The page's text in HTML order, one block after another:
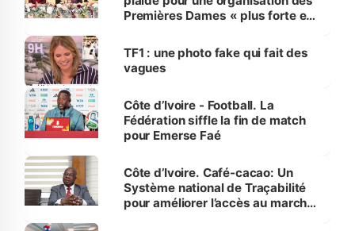
Premières Dames « plus forte et
sur la scène internationale »
TF1 : une photo fake qui fait des
vagues
Côte d’Ivoire - Football. La
Fédération siffle la fin de match
pour Emerse Faé
Côte d’Ivoire. Café-cacao: Un
Système national de Traçabilité
pour améliorer l’accès au marché